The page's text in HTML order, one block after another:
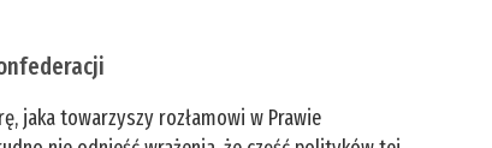
jaka towarzyszy rozłamowi w Prawie